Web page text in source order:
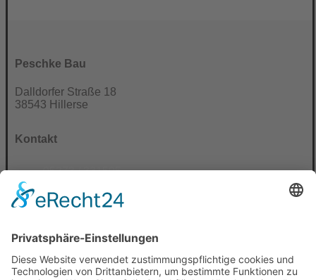
Peschke Bau
Dalldorfer Straße 18
38543 Hillerse
Kontakt
05373 / 331595
0171 / 5217490
Bürozeiten